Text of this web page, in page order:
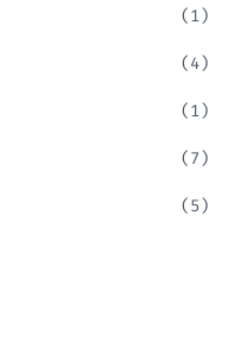
(1)
(4)
(1)
(7)
(5)